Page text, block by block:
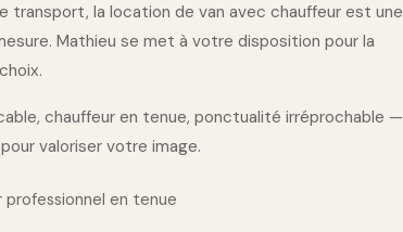
transport, la location de van avec chauffeur est une
Mathieu se met à votre disposition pour la
chauffeur en tenue, ponctualité irréprochable —
valoriser votre image.
professionnel en tenue